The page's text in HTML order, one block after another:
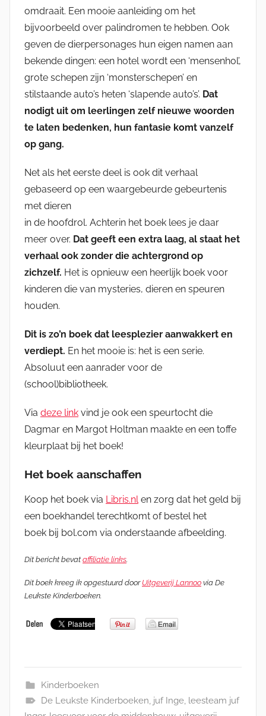
omdraait. Een mooie aanleiding om het
bijvoorbeeld over palindromen te hebben. Ook
geven de dierpersonages hun eigen namen aan
bekende dingen: een hotel wordt een ‘mensenhol’,
grote schepen zijn ‘monsterschepen’ en
stilstaande auto’s heten ‘slapende auto’s’. Dat
nodigt uit om leerlingen zelf nieuwe woorden
te laten bedenken, hun fantasie komt vanzelf
op gang.
Net als het eerste deel is ook dit verhaal
gebaseerd op een waargebeurde gebeurtenis
met dieren
in de hoofdrol. Achterin het boek lees je daar
meer over. Dat geeft een extra laag, al staat het
verhaal ook zonder die achtergrond op
zichzelf. Het is opnieuw een heerlijk boek voor
kinderen die van mysteries, dieren en speuren
houden.
Dit is zo’n boek dat leesplezier aanwakkert en
verdiept. En het mooie is: het is een serie.
Absoluut een aanrader voor de
(school)bibliotheek.
Via deze link vind je ook een speurtocht die
Dagmar en Margot Holtman maakte en een toffe
kleurplaat bij het boek!
Het boek aanschaffen
Koop het boek via Libris.nlen zorg dat het geld bij
een boekhandel terechtkomt of bestel het
boek bij bol.com via onderstaande afbeelding.
Dit bericht bevat affiliatie links.
Dit boek kreeg ik opgestuurd door Uitgeverij Lannoo via De
Leukste Kinderboeken.
Kinderboeken
De Leukste Kinderboeken, juf Inge, leesteam juf